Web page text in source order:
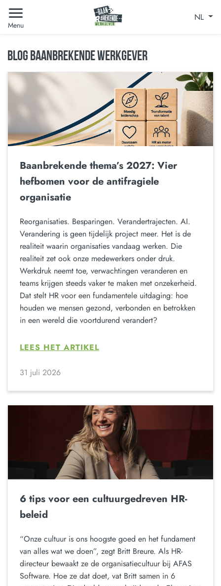
Menu
NL
BLOG BAANBREKENDE WERKGEVER
Baanbrekende thema’s 2027: Vier
hefbomen voor de antifragiele
organisatie
Reorganisaties. Besparingen. Verandertrajecten. AI.
Verandering is geen tijdelijk project meer. Het is de
realiteit waarin organisaties vandaag werken. Die
realiteit zet ook onze medewerkers onder druk.
Werkdruk neemt toe, verwachtingen veranderen en
teams krijgen steeds vaker te maken met onzekerheid.
Dat stelt HR voor een fundamentele uitdaging: hoe
houden we mensen gezond, verbonden en betrokken
in een wereld die voortdurend verandert?
LEES HET ARTIKEL
31 juli 2026
6 tips voor een cultuurgedreven HR-
beleid
“Onze cultuur is ons hoogste goed en het fundament
van alles wat we doen”, zegt Britt Breure. Als HR-
directeur bewaakt ze de organisatiecultuur bij AFAS
Software. Hoe ze dat doet, vat Britt samen in 6